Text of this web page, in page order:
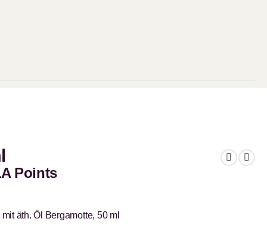
Points
äth. Öl Bergamotte, 50 ml